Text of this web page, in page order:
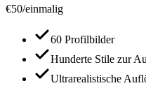
€50/einmalig
60 Profilbilder
Hunderte Stile zur
Ultrarealistische